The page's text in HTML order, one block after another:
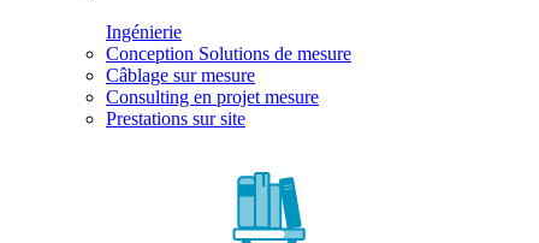
Ingénierie
Conception Solutions de mesure
Câblage sur mesure
Consulting en projet mesure
Prestations sur site